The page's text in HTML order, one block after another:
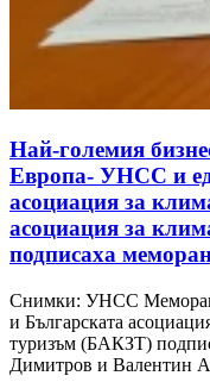
Най-големия
Европа- УНСС и
асоциация за
асоциация за
подписаха
Снимки: УНСС
и Българската
туризъм (БАКЗТ)
Димитров и Валентин